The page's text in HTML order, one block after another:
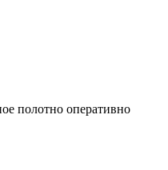
полотно оперативно